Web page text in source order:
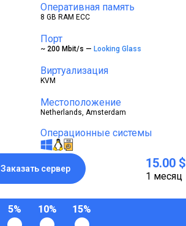
Оперативная память
8 GB RAM ECC
Порт
~ 200 Mbit/s — Looking Glass
Виртуализация
KVM
Местоположение
Netherlands, Amsterdam
Операционные системы
Заказать сервер 15.00 $
1 месяц
5% 10% 15%